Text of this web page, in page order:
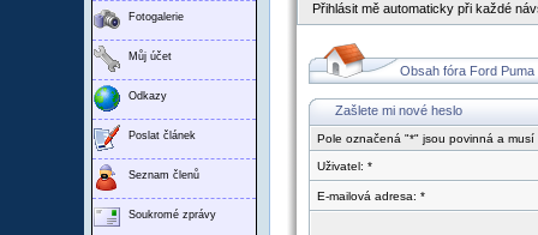
Fotogalerie
Můj účet
Odkazy
Poslat článek
Seznam členů
Soukromé zprávy
Přihlásit mě automaticky při každé
Obsah fóra Ford Puma
Zašlete mi nové heslo
Pole označená "*" jsou povinná a musí
Uživatel: *
E-mailová adresa: *